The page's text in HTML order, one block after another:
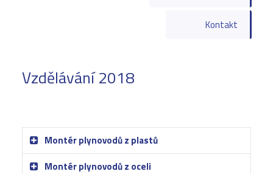
Kontakt
Vzdělávání 2018
Montér plynovodů z plastů
Montér plynovodů z oceli